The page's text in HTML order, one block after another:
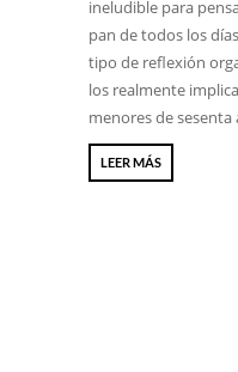
ineludible para
pan de todos los
tipo de reflexión
los realmente
menores de sesenta
LEER MÁS